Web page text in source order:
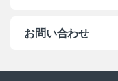
お問い合わせ